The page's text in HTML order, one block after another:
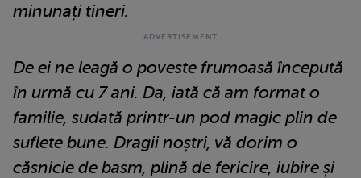
minunați tineri.
De ei ne leagă o poveste frumoasă începută
în urmă cu 7 ani. Da, iată că am format o
familie, sudată printr-un pod magic plin de
suflete bune. Dragii noștri, vă dorim o
căsnicie de basm, plină de fericire, iubire și